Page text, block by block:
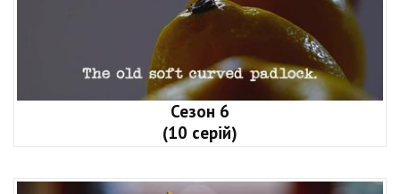
Сезон 6
(10 серій)